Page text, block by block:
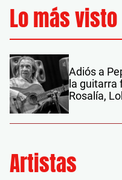
Lo más visto
Adiós a
la guitarra
Rosalía,
Artistas